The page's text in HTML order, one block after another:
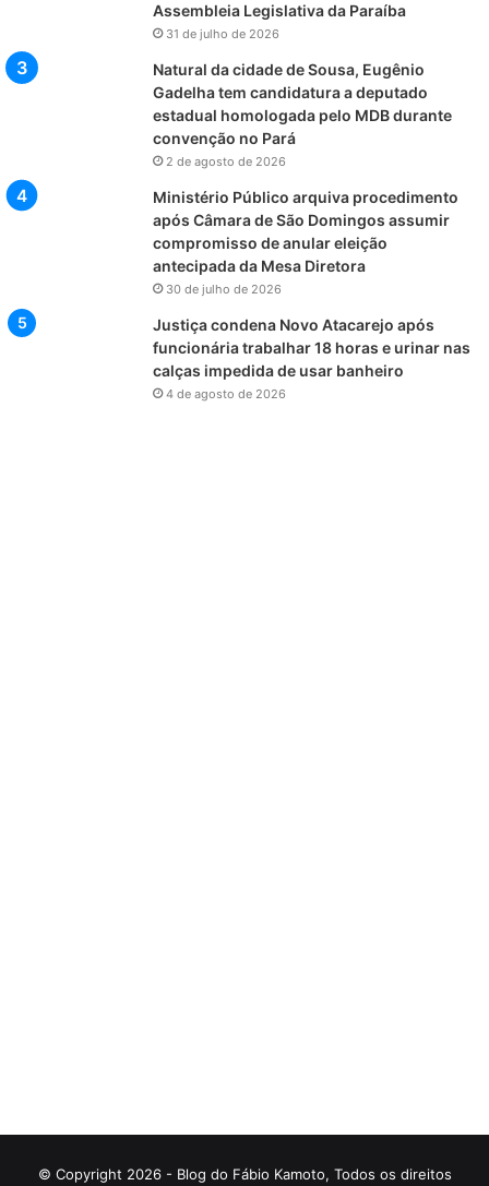
Assembleia Legislativa da Paraíba
31 de julho de 2026
Natural da cidade de Sousa, Eugênio
Gadelha tem candidatura a deputado
estadual homologada pelo MDB durante
convenção no Pará
2 de agosto de 2026
Ministério Público arquiva procedimento
após Câmara de São Domingos assumir
compromisso de anular eleição
antecipada da Mesa Diretora
30 de julho de 2026
Justiça condena Novo Atacarejo após
funcionária trabalhar 18 horas e urinar nas
calças impedida de usar banheiro
4 de agosto de 2026
© Copyright 2026 - Blog do Fábio Kamoto, Todos os direitos